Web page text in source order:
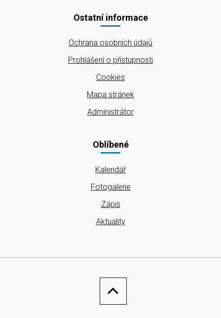
Ostatní informace
Ochrana osobních údajů
Prohlášení o přístupnosti
Cookies
Mapa stránek
Administrátor
Oblíbené
Kalendář
Fotogalerie
Zápis
Aktuality